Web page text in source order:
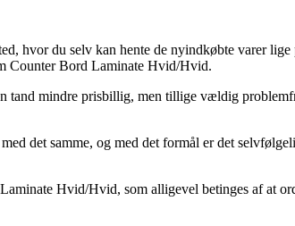
hvor du selv kan hente de nyindkøbte varer
Counter Bord Laminate Hvid/Hvid.
tand mindre prisbillig, men tillige vældig
det samme, og med det formål er det
Hvid/Hvid, som alligevel betinges af at